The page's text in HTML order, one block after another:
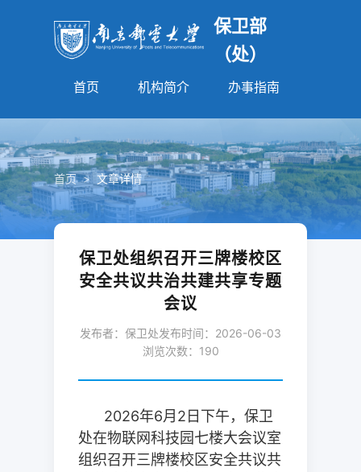
保卫部
（处）
首页 机构简介 办事指南
首页 > 文章详情
保卫处组织召开三牌楼校区
安全共议共治共建共享专题
会议
发布者：保卫处发布时间：2026-06-03
浏览次数： 190
2026年6月 2 日 下午，保卫
处在物联网科技园七楼大会议室
组织召开三牌楼校区安全共议共